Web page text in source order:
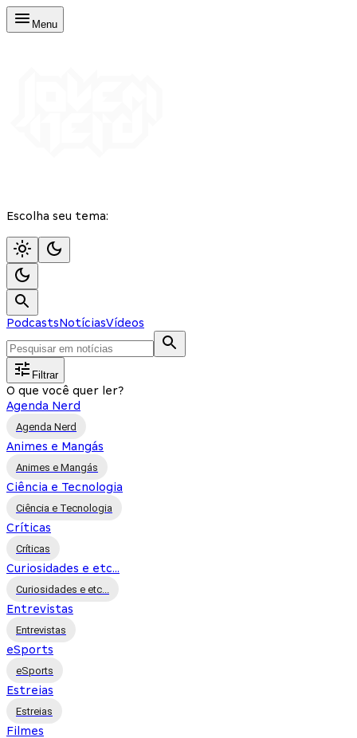
Menu
Escolha seu tema:
PodcastsNotíciasVídeos
Filtrar
O que você quer ler?
Agenda Nerd
Agenda Nerd
Animes e Mangás
Animes e Mangás
Ciência e Tecnologia
Ciência e Tecnologia
Críticas
Críticas
Curiosidades e etc...
Curiosidades e etc...
Entrevistas
Entrevistas
eSports
eSports
Estreias
Estreias
Filmes